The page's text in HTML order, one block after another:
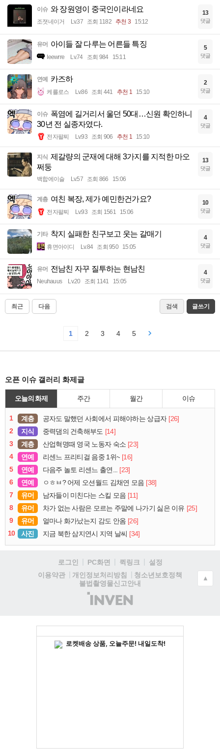
이슈 와 장원영이 중국인이라네요
조졋네이거 Lv.37 조회 1182 추천 3 15:12
13
댓글
유머 아이들 잘 다루는 어른들 특징
Ieewrre Lv.74 조회 984 15:11
5
댓글
연예 카즈하
케를로스 Lv.86 조회 441 추천 1 15:10
2
댓글
이슈 폭염에 길거리서 울던 50대…신원 확인하니
30년 전 실종자였다.
전자팔찌 Lv.93 조회 906 추천 1 15:10
4
댓글
지식 제갈량의 군재에 대해 3가지를 지적한 마오
쩌둥
백합에이슬 Lv.57 조회 866 15:06
13
댓글
계층 여친 복장, 제가 예민한건가요?
전자팔찌 Lv.93 조회 1561 15:06
10
댓글
기타 착지 실패한 친구보고 웃는 갈매기
휴면아이디 Lv.84 조회 950 15:05
4
댓글
유머 전남친 자꾸 질투하는 현남친
Neuhauus Lv.20 조회 1141 15:05
4
댓글
최근 다음 검색 글쓰기
1 2 3 4 5
오픈 이슈 갤러리 화제글
오늘의 화제 주간 월간 이슈
1 계층 공자도 말했던 사회에서 피해야하는 상급자 [26]
2
지식 중력댐의 건축해부도 [14]
3
계층 산업혁명때 영국 노동자 숙소 [23]
4
연예 리센느 프리티걸 음중 1위~ [16]
5
연예 다음주 놀토 리센느 출연... [23]
6
연예 ㅇㅎㅂ? 어제 오션월드 김채연 모음 [38]
7
유머 남자들이 미친다는 스킬 모음 [11]
8
유머 차가 없는 사람은 모르는 주말에 나가기 싫은 이유 [25]
9
유머 얼마나 화가났는지 감도 안옴 [26]
10
사진 지금 북한 삼지연시 지역 날씨 [34]
로그인 PC화면 퀵링크
설정
이용약관
개인정보처리방침
청소년보호정책
불법촬영물신고안내
(주)
인
▲